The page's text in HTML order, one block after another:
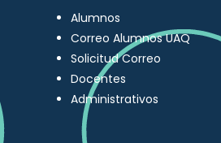
Alumnos
Correo Alumnos UAQ
Solicitud Correo
Docentes
Administrativos